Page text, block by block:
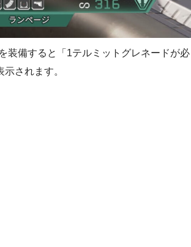
装備すると「1テルミットグレネードが必
されます。